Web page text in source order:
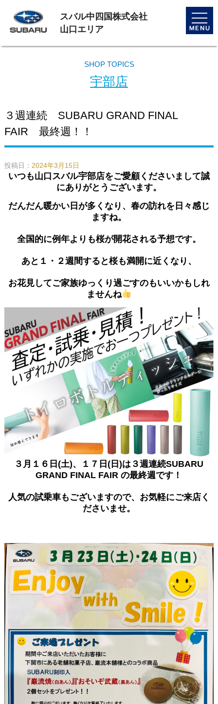
toggle
スバル中四国株式会社
山口エリア
SHOP TOPICS
宇部店
３週連続 SUBARU GRAND FINAL
FAIR 最終週！！
投稿日： 2024年3月15日
いつも山口スバル宇部店をご愛顧くださいまして誠
にありがとうございます。
だんだん暖かい日が多くなり、春の訪れを日々感じ
ますね。
全国的に例年よりも桜が開花される予想です。
あと１・２週間すると桜も満開に近くなり、
お花見してご家族ゆっくり過ごすのもいいかもしれ
ませんね
３月１６日(土)、１７日(日)は３週連続SUBARU
GRAND FINAL FAIR の最終週です！
人気の試乗車もございますので、お気軽にご来店く
ださいませ。